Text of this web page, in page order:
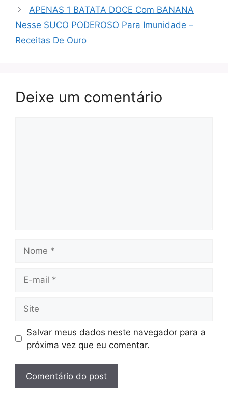
APENAS 1 BATATA DOCE Com BANANA
Nesse SUCO PODEROSO Para Imunidade –
Receitas De Ouro
Deixe um comentário
mail
Salvar meus dados neste navegador para a
próxima vez que eu comentar.